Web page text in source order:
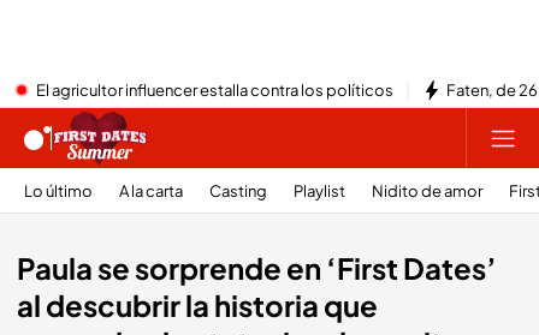
El agricultor influencer estalla contra los políticos Faten, de
Lo último A la carta Casting Playlist Nidito de amor
Paula se sorprende en ‘First Dates’
al descubrir la historia que